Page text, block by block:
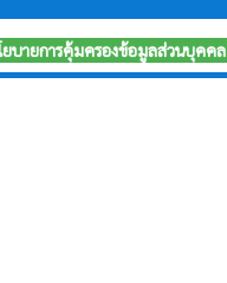
ยบายการคุ้มครองข้อมูลส่วนบุคคล